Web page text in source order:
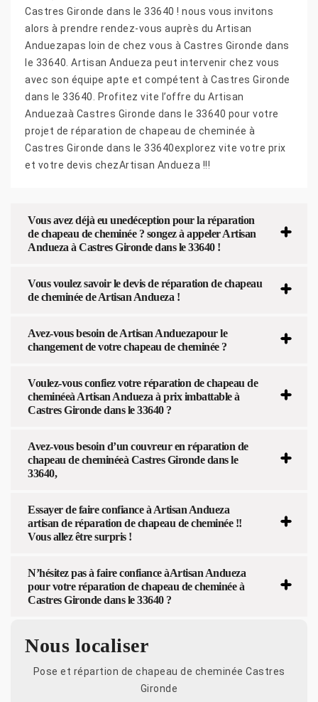
Castres Gironde dans le 33640 ! nous vous invitons
alors à prendre rendez-vous auprès du Artisan
Anduezapas loin de chez vous à Castres Gironde dans
le 33640. Artisan Andueza peut intervenir chez vous
avec son équipe apte et compétent à Castres Gironde
dans le 33640. Profitez vite l’offre du Artisan
Anduezaà Castres Gironde dans le 33640 pour votre
projet de réparation de chapeau de cheminée à
Castres Gironde dans le 33640explorez vite votre prix
et votre devis chezArtisan Andueza !!!
Vous avez déjà eu unedéception pour la réparation
de chapeau de cheminée ? songez à appeler Artisan
Andueza à Castres Gironde dans le 33640 !
Vous voulez savoir le devis de réparation de chapeau
de cheminée de Artisan Andueza !
Avez-vous besoin de Artisan Anduezapour le
changement de votre chapeau de cheminée ?
Voulez-vous confiez votre réparation de chapeau de
cheminéeà Artisan Andueza à prix imbattable à
Castres Gironde dans le 33640 ?
Avez-vous besoin d’un couvreur en réparation de
chapeau de cheminéeà Castres Gironde dans le
33640,
Essayer de faire confiance à Artisan Andueza
artisan de réparation de chapeau de cheminée !!
Vous allez être surpris !
N’hésitez pas à faire confiance àArtisan Andueza
pour votre réparation de chapeau de cheminée à
Castres Gironde dans le 33640 ?
Nous localiser
Pose et répartion de chapeau de cheminée Castres
Gironde